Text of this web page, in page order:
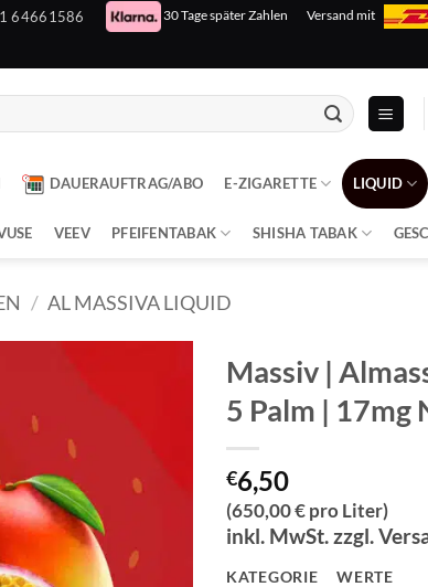
64661586 30 Tage später Zahlen Versand mit
DAUERAUFTRAG/ABO E-ZIGARETTE LIQUID
VEEV PFEIFENTABAK SHISHA TABAK
/ AL MASSIVA LIQUID
Massiv |
5 Palm | 17mg
€6,50
(650,00 € pro Liter)
inkl. MwSt. zzgl.
KATEGORIE
WERTE